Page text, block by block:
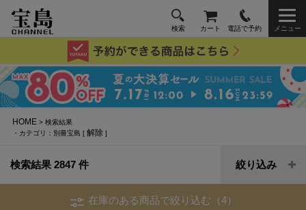
検索 カート 電話で予約 メニュー
HOME > 検索結果
・カテゴリ：別冊宝島 [解除 ]
検索結果 2847 件 絞り込み
在庫のある商品で絞り込む（4）